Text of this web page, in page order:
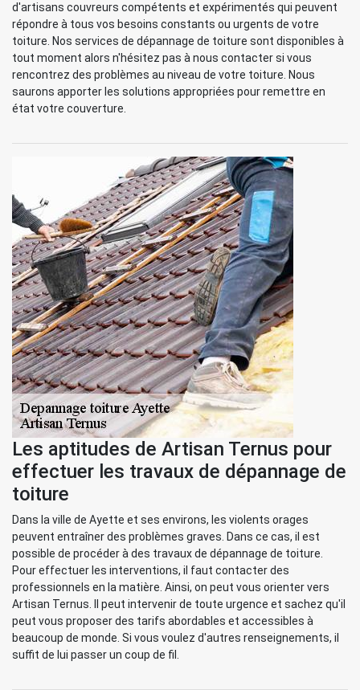
d'artisans couvreurs compétents et expérimentés qui peuvent
répondre à tous vos besoins constants ou urgents de votre
toiture. Nos services de dépannage de toiture sont disponibles à
tout moment alors n'hésitez pas à nous contacter si vous
rencontrez des problèmes au niveau de votre toiture. Nous
saurons apporter les solutions appropriées pour remettre en
état votre couverture.
Les aptitudes de Artisan Ternus pour
effectuer les travaux de dépannage de
toiture
Dans la ville de Ayette et ses environs, les violents orages
peuvent entraîner des problèmes graves. Dans ce cas, il est
possible de procéder à des travaux de dépannage de toiture.
Pour effectuer les interventions, il faut contacter des
professionnels en la matière. Ainsi, on peut vous orienter vers
Artisan Ternus. Il peut intervenir de toute urgence et sachez qu'il
peut vous proposer des tarifs abordables et accessibles à
beaucoup de monde. Si vous voulez d'autres renseignements, il
suffit de lui passer un coup de fil.